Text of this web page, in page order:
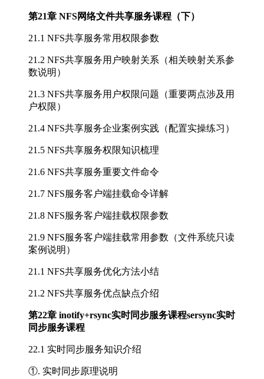
第21章 NFS网络文件共享服务课程（下）
21.1 NFS共享服务常用权限参数
21.2 NFS共享服务用户映射关系（相关映射关系参
数说明）
21.3 NFS共享服务用户权限问题（重要两点涉及用
户权限）
21.4 NFS共享服务企业案例实践（配置实操练习）
21.5 NFS共享服务权限知识梳理
21.6 NFS共享服务重要文件命令
21.7 NFS服务客户端挂载命令详解
21.8 NFS服务客户端挂载权限参数
21.9 NFS服务客户端挂载常用参数（文件系统只读
案例说明）
21.1 NFS共享服务优化方法小结
21.2 NFS共享服务优点缺点介绍
第22章 inotify+rsync实时同步服务课程sersync实时
同步服务课程
22.1 实时同步服务知识介绍
①. 实时同步原理说明